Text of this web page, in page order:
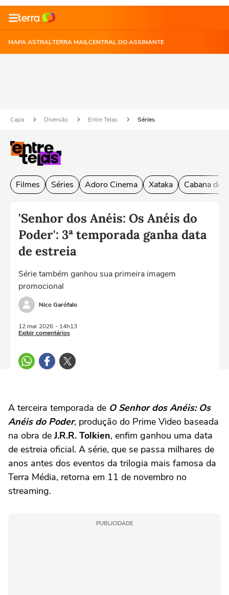
MAPA ASTRALTERRA MAILCENTRAL DO ASSINANTE
Capa Diversão Entre Telas Séries
Filmes Séries Adoro Cinema Xataka Cabana do
'Senhor dos Anéis: Os Anéis do
Poder': 3ª temporada ganha data
de estreia
Série também ganhou sua primeira imagem
promocional
Nico Garófalo
12 mai 2026 - 14h13
Exibir comentários
A terceira temporada de O Senhor dos Anéis: Os
Anéis do Poder, produção do Prime Video baseada
na obra de J.R.R. Tolkien, enfim ganhou uma data
de estreia oficial. A série, que se passa milhares de
anos antes dos eventos da trilogia mais famosa da
Terra Média, retorna em 11 de novembro no
streaming.
PUBLICIDADE